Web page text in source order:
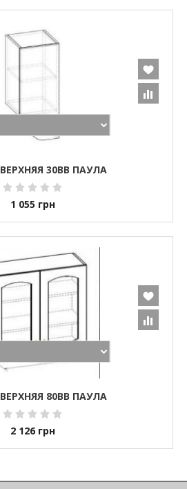
30ВВ ПАУЛА
1 055 грн
80ВВ ПАУЛА
2 126 грн